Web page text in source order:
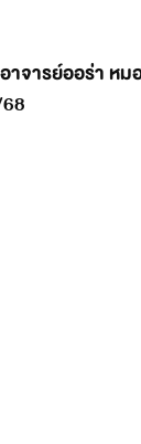
าจารย์ออร่า ห